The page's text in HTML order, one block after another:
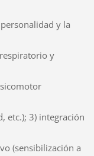
y la
y
etc.); 3) integración
(sensibilización a